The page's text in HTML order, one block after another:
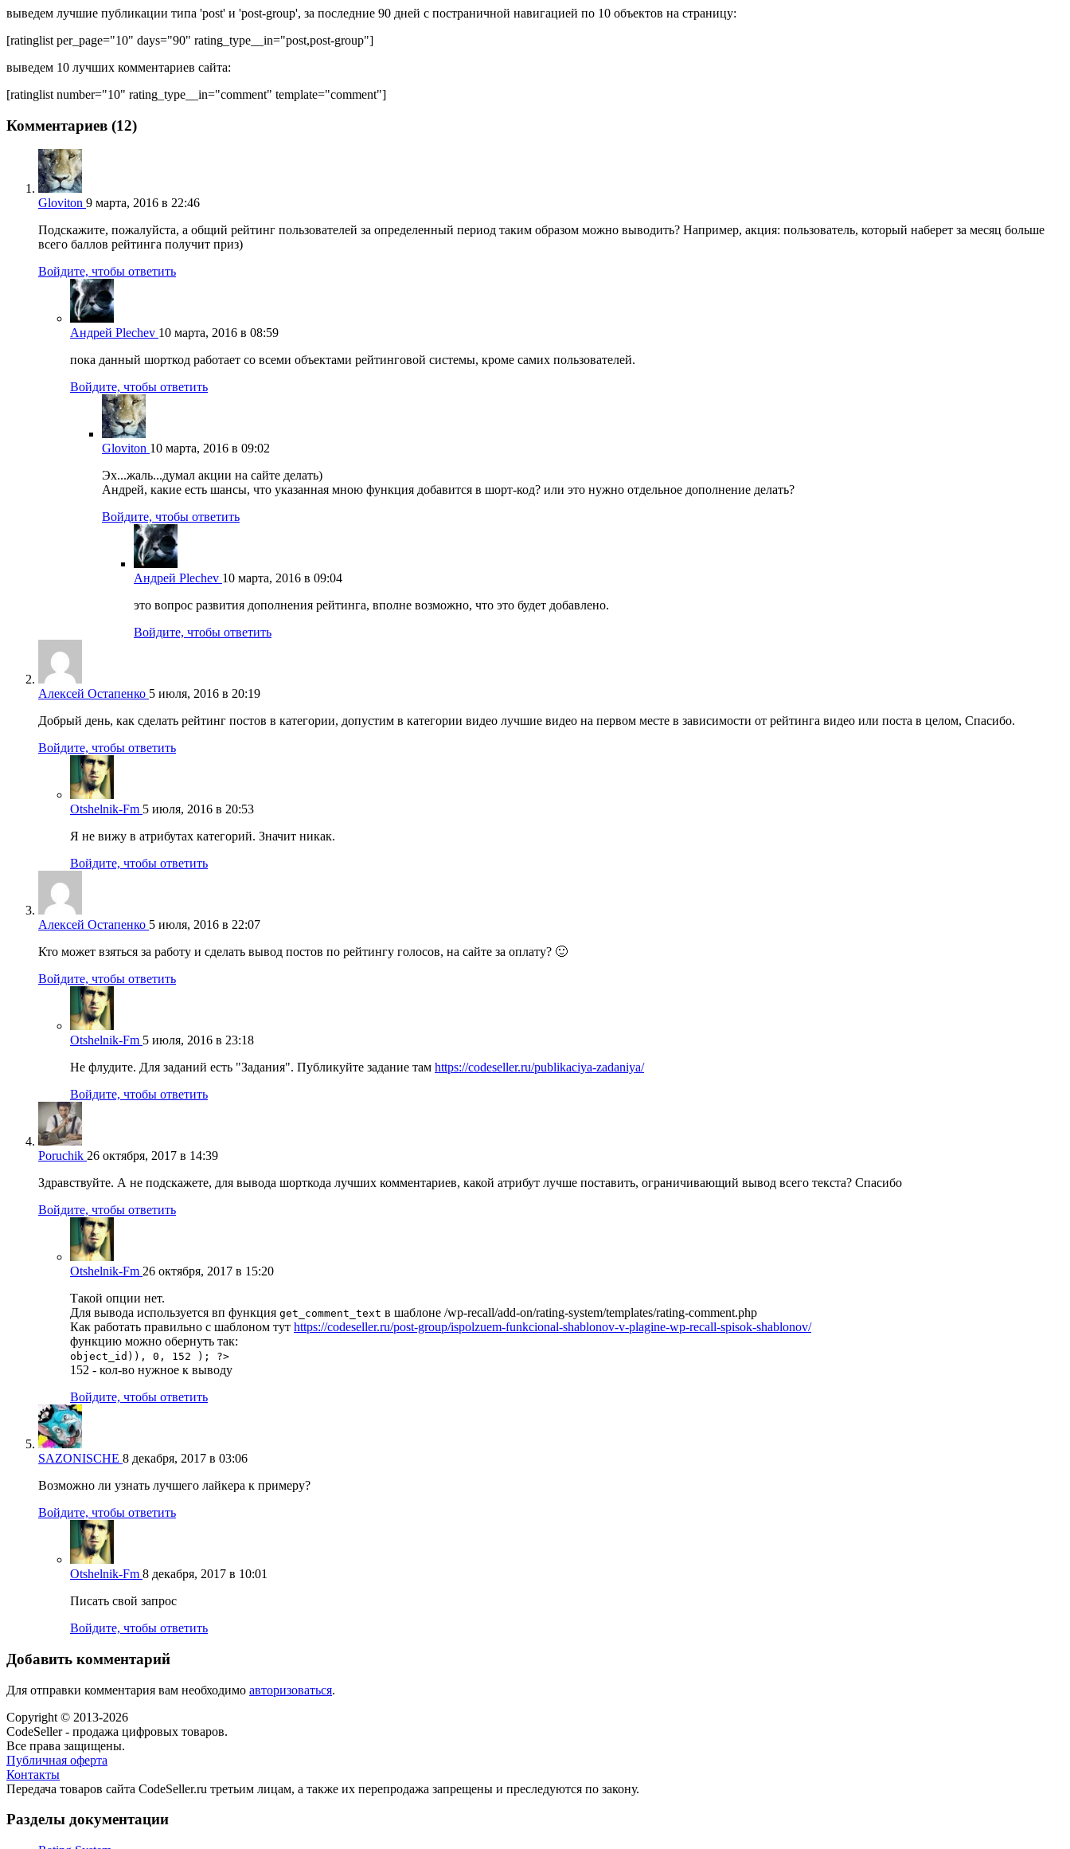
выведем лучшие публикации типа 'post' и 'post-group', за последние 90 дней с постраничной навигацией по 10 объектов на страницу:
[ratinglist per_page="10" days="90" rating_type__in="post,post-group"]
выведем 10 лучших комментариев сайта:
[ratinglist number="10" rating_type__in="comment" template="comment"]
Комментариев (12)
Gloviton 9 марта, 2016 в 22:46
Подскажите, пожалуйста, а общий рейтинг пользователей за определенный период таким образом можно выводить? Например, акция: пользователь, который наберет за месяц больше
всего баллов рейтинга получит приз)
Войдите, чтобы ответить
Андрей Plechev 10 марта, 2016 в 08:59
пока данный шорткод работает со всеми объектами рейтинговой системы, кроме самих пользователей.
Войдите, чтобы ответить
Gloviton 10 марта, 2016 в 09:02
Эх...жаль...думал акции на сайте делать)
Андрей, какие есть шансы, что указанная мною функция добавится в шорт-код? или это нужно отдельное дополнение делать?
Войдите, чтобы ответить
Андрей Plechev 10 марта, 2016 в 09:04
это вопрос развития дополнения рейтинга, вполне возможно, что это будет добавлено.
Войдите, чтобы ответить
Алексей Остапенко 5 июля, 2016 в 20:19
Добрый день, как сделать рейтинг постов в категории, допустим в категории видео лучшие видео на первом месте в зависимости от рейтинга видео или поста в целом, Спасибо.
Войдите, чтобы ответить
Otshelnik-Fm 5 июля, 2016 в 20:53
Я не вижу в атрибутах категорий. Значит никак.
Войдите, чтобы ответить
Алексей Остапенко 5 июля, 2016 в 22:07
Кто может взяться за работу и сделать вывод постов по рейтингу голосов, на сайте за оплату? 🙂
Войдите, чтобы ответить
Otshelnik-Fm 5 июля, 2016 в 23:18
Не флудите. Для заданий есть "Задания". Публикуйте задание там https://codeseller.ru/publikaciya-zadaniya/
Войдите, чтобы ответить
Poruchik 26 октября, 2017 в 14:39
Здравствуйте. А не подскажете, для вывода шорткода лучших комментариев, какой атрибут лучше поставить, ограничивающий вывод всего текста? Спасибо
Войдите, чтобы ответить
Otshelnik-Fm 26 октября, 2017 в 15:20
Такой опции нет.
Для вывода используется вп функция get_comment_text в шаблоне /wp-recall/add-on/rating-system/templates/rating-comment.php
Как работать правильно с шаблоном тут https://codeseller.ru/post-group/ispolzuem-funkcional-shablonov-v-plagine-wp-recall-spisok-shablonov/
функцию можно обернуть так:
object_id)), 0, 152 ); ?>
152 - кол-во нужное к выводу
Войдите, чтобы ответить
SAZONISCHE 8 декабря, 2017 в 03:06
Возможно ли узнать лучшего лайкера к примеру?
Войдите, чтобы ответить
Otshelnik-Fm 8 декабря, 2017 в 10:01
Писать свой запрос
Войдите, чтобы ответить
Добавить комментарий
Для отправки комментария вам необходимо авторизоваться.
Copyright © 2013-2026
CodeSeller - продажа цифровых товаров.
Все права защищены.
Публичная оферта
Контакты
Передача товаров сайта CodeSeller.ru третьим лицам, а также их перепродажа запрещены и преследуются по закону.
Разделы документации